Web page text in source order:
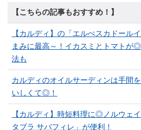
【こちらの記事もおすすめ！】
【カルディ】の「エルぺスカドール
まみに最高～！イカスミとトマトが
法も
カルディのオイルサーディンは手間
いしくて◎！
【カルディ】時短料理に◎ノルウェ
タブラ サバフィレ」が便利！